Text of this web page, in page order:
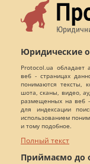
Юридические
Protocol.ua
веб - страницах
понимаются тексты,
шота, сканы, видео,
размещенных на веб -
для индексации
использованием
и тому подобное.
Полный текст
Приймаємо до